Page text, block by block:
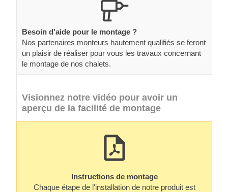
Besoin d'aide pour le montage ?
Nos partenaires monteurs hautement qualifiés se feront
un plaisir de réaliser pour vous les travaux concernant
le montage de nos chalets.
Visionnez notre vidéo pour avoir un
aperçu de la facilité de montage
Instructions de montage
Chaque étape de l'installation de notre produit est